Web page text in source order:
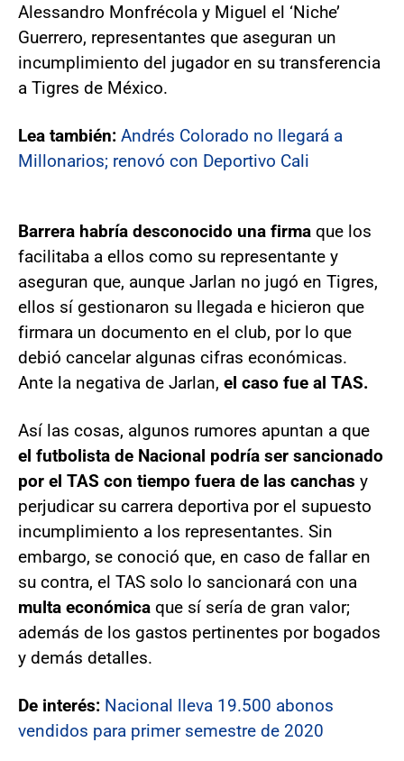
Alessandro Monfrécola y Miguel el ‘Niche’
Guerrero, representantes que aseguran un
incumplimiento del jugador en su transferencia
a Tigres de México.
Lea también: Andrés Colorado no llegará a
Millonarios; renovó con Deportivo Cali
Barrera habría desconocido una firma que los
facilitaba a ellos como su representante y
aseguran que, aunque Jarlan no jugó en Tigres,
ellos sí gestionaron su llegada e hicieron que
firmara un documento en el club, por lo que
debió cancelar algunas cifras económicas.
Ante la negativa de Jarlan, el caso fue al TAS.
Así las cosas, algunos rumores apuntan a que
el futbolista de Nacional podría ser sancionado
por el TAS con tiempo fuera de las canchas y
perjudicar su carrera deportiva por el supuesto
incumplimiento a los representantes. Sin
embargo, se conoció que, en caso de fallar en
su contra, el TAS solo lo sancionará con una
multa económica que sí sería de gran valor;
además de los gastos pertinentes por bogados
y demás detalles.
De interés: Nacional lleva 19.500 abonos
vendidos para primer semestre de 2020